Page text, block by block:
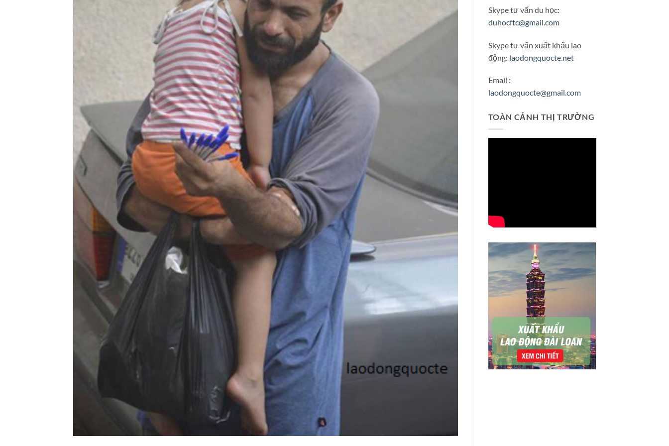
Skype tư vấn du học:
duhocftc@gmail.com
Skype tư vấn xuất khẩu lao
động: laodongquocte.net
Email :
laodongquocte@gmail.com
TOÀN CẢNH THỊ TRƯỜNG